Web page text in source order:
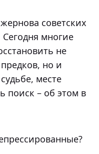
советских
многие
не
но и
месте
поиск – об этом в